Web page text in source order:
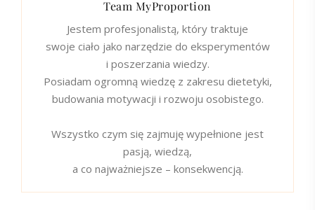
Team MyProportion
Jestem profesjonalistą, który traktuje
swoje ciało jako narzędzie do eksperymentów
i poszerzania wiedzy.
Posiadam ogromną wiedzę z zakresu dietetyki,
budowania motywacji i rozwoju osobistego.
Wszystko czym się zajmuję wypełnione jest
pasją, wiedzą,
a co najważniejsze – konsekwencją.